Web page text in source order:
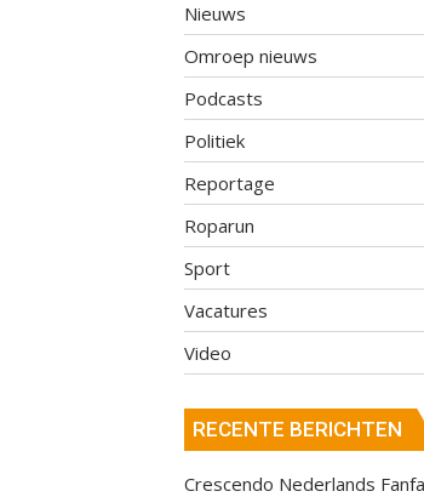
Nieuws
Omroep nieuws
Podcasts
Politiek
Reportage
Roparun
Sport
Vacatures
Video
RECENTE BERICHTEN
Crescendo Nederlands